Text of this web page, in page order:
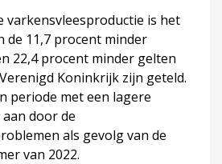
varkensvleesproductie is het
de 11,7 procent minder
22,4 procent minder gelten
Koninkrijk zijn geteld.
periode met een lagere
door de
als gevolg van de
van 2022.